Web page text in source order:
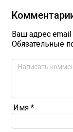
Ваш адрес email
Обязательные
Имя *